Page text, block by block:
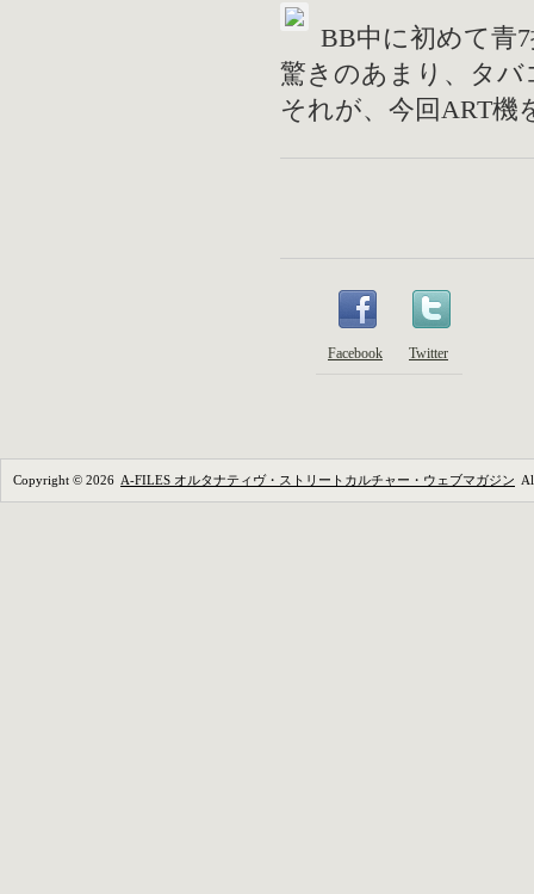
BB中に初めて青
驚きのあまり、タ
それが、今回ART機
Facebook Twitter
Copyright © 2026 A-FILES オルタナティヴ・ストリートカルチャー・ウェブマガジン